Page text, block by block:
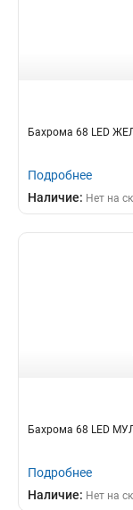
Бахрома 68 LED
Подробнее
Наличие: Нет на
Бахрома 68 LED
Подробнее
Наличие: Нет на